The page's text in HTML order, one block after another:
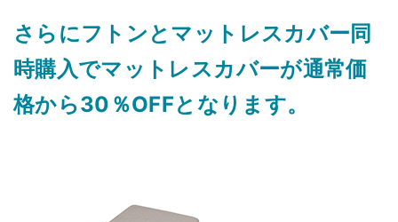
さらにフトンとマットレスカバー同
時購入でマットレスカバーが通常価
格から30％OFFとなります。